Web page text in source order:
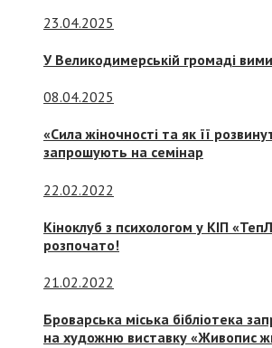
23.04.2025
У Великодимерській громаді
08.04.2025
«Сила жіночності та як її
запрошують на семінар
22.02.2022
Кіноклуб з психологом у КІП
розпочато!
21.02.2022
Броварська міська бібліотека
на художню виставку «Живопис